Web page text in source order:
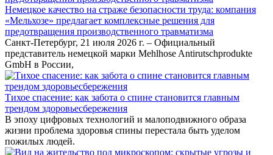
Немецкое качество на страже безопасности труда: компания
«Мельхозе» предлагает комплексные решения для
предотвращения производственного травматизма
Санкт-Петербург, 21 июля 2026 г. – Официальный
представитель немецкой марки Mehlhose Antirutschprodukte
GmbH в России,
Тихое спасение: как забота о спине становится главным
трендом здоровьесбережения
В эпоху цифровых технологий и малоподвижного образа
жизни проблема здоровья спины перестала быть уделом
пожилых людей.